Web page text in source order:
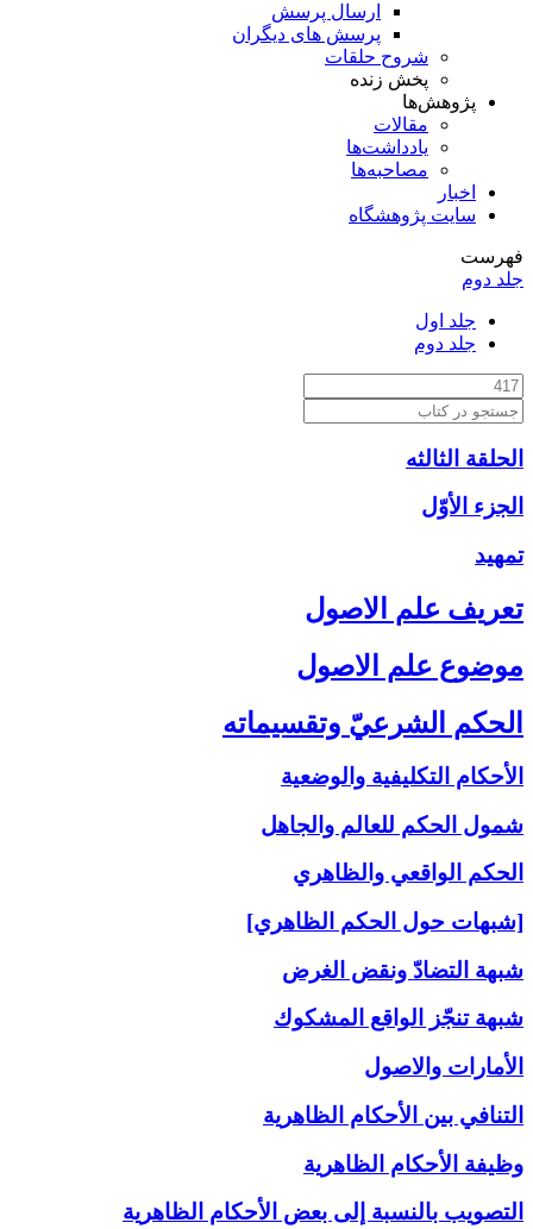
ارسال پرسش
پرسش های دیگران
شروح حلقات
پخش زنده
پژوهش‌ها
مقالات
یادداشت‌ها
مصاحبه‌ها
اخبار
سایت پژوهشگاه
فهرست
جلد دوم
جلد اول
جلد دوم
الحلقة الثالثه
الجزء الأوّل‏
تمهيد
تعريف علم الاصول‏
موضوع علم الاصول‏
الحكم الشرعيّ وتقسيماته‏
الأحكام التكليفية والوضعية
شمول الحكم للعالم والجاهل
الحكم الواقعي والظاهري
[شبهات حول الحكم الظاهري]
شبهة التضادّ ونقض الغرض
شبهة تنجّز الواقع المشكوك
الأمارات والاصول
التنافي بين الأحكام الظاهرية
وظيفة الأحكام الظاهرية
التصويب بالنسبة إلى‏ بعض الأحكام الظاهرية